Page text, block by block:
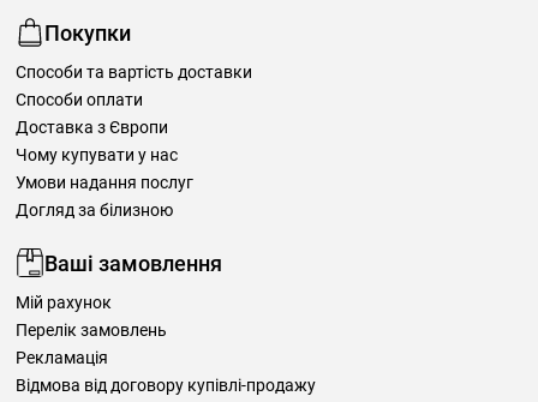
Покупки
Способи та вартість доставки
Способи оплати
Доставка з Європи
Чому купувати у нас
Умови надання послуг
Догляд за білизною
Ваші замовлення
Мій рахунок
Перелік замовлень
Рекламація
Відмова від договору купівлі-продажу